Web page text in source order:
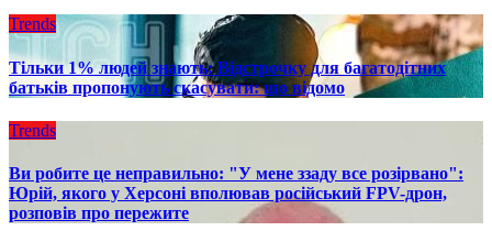
Trends
Тільки 1% людей знають: Відстрочку для багатодітних
батьків пропонують скасувати: що відомо
Trends
Ви робите це неправильно: "У мене ззаду все розірвано":
Юрій, якого у Херсоні вполював російський FPV-дрон,
розповів про пережите